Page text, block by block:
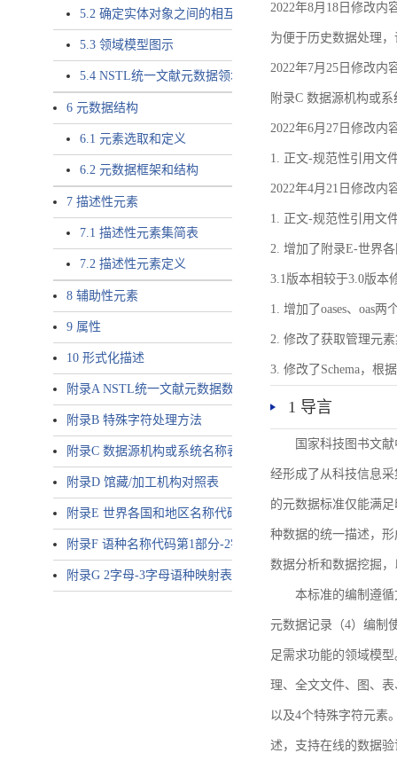
5.2 确定实体对象之间的相互关系，定义实体对象之间的
5.3 领域模型图示
5.4 NSTL统一文献元数据领域模型的验证
6 元数据结构
6.1 元素选取和定义
6.2 元数据框架和结构
7 描述性元素
7.1 描述性元素集简表
7.2 描述性元素定义
8 辅助性元素
9 属性
10 形式化描述
附录A NSTL统一文献元数据数据唯一标识符规则
附录B 特殊字符处理方法
附录C 数据源机构或系统名称表
附录D 馆藏/加工机构对照表
附录E 世界各国和地区名称代码-2字母代码（GB/T 2659-
附录F 语种名称代码第1部分-2字母代码（GB/T 4880.1-2005
附录G 2字母-3字母语种映射表
2022年8月18日修改内
为便于历史数据处理
2022年7月25日修改内
附录C 数据源机构或
2022年6月27日修改内
1. 正文-规范性引用文
2022年4月21日修改内
1. 正文-规范性引用文
2. 增加了附录E-世界
3.1版本相较于3.0版本
1. 增加了oases、oas
2. 修改了获取管理元
3. 修改了Schema，根
1 导言
国家科技图书文
经形成了从科技信息
的元数据标准仅能满
种数据的统一描述，
数据分析和数据挖掘
本标准的编制遵
元数据记录（4）编制
足需求功能的领域模
理、全文文件、图、
以及4个特殊字符元素
述，支持在线的数据